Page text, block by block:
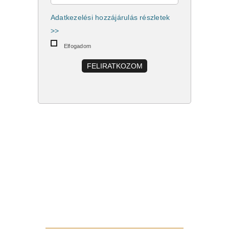
Adatkezelési hozzájárulás részletek
>>
Elfogadom
FELIRATKOZOM